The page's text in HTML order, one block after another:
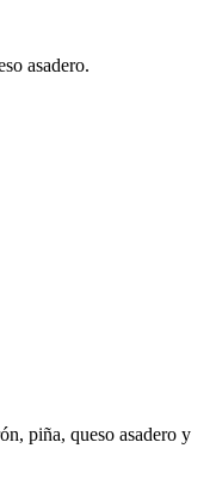
asadero.
piña, queso asadero y